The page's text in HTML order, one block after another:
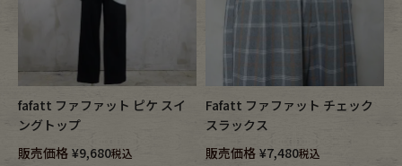
fafatt ファファット ピケ スイ
ングトップ
販売価格 ¥9,680税込
Fafatt ファファット チェック
スラックス
販売価格 ¥7,480税込